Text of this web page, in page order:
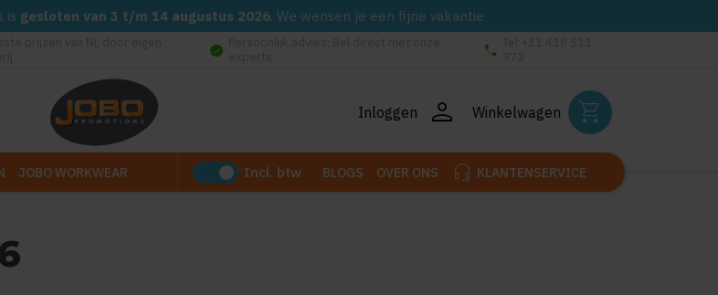
is gesloten van 3 t/m 14 augustus 2026. We wensen je een fijne vakantie
check_circle phone
Inloggen person Winkelwagen shopping_cart
JOBO WORKWEAR Incl. btw BLOGS OVER ONS headset_mic KLANTENSERVICE